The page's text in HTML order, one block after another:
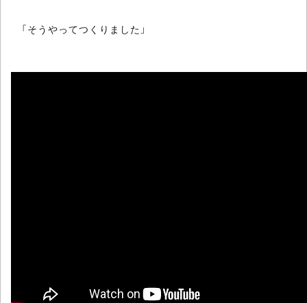
「そうやってつくりました」